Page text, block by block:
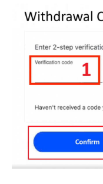
Затем введите
SMS, а затем
продолжить.